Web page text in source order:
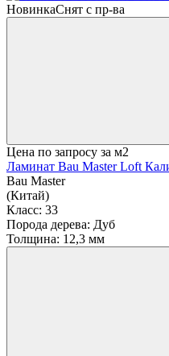
НовинкаСнят с пр-ва
Цена по запросу за м2
Ламинат Bau Master Loft
Bau Master
(Китай)
Класс: 33
Порода дерева: Дуб
Толщина: 12,3 мм